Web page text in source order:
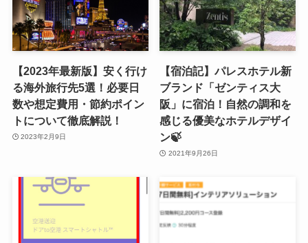
【2023年最新版】安く行け
る海外旅行先5選！必要日
数や想定費用・節約ポイン
トについて徹底解説！
2023年2月9日
【宿泊記】パレスホテル新
ブランド「ゼンティス大
阪」に宿泊！自然の調和を
感じる優美なホテルデザイ
ン🍃
2021年9月26日